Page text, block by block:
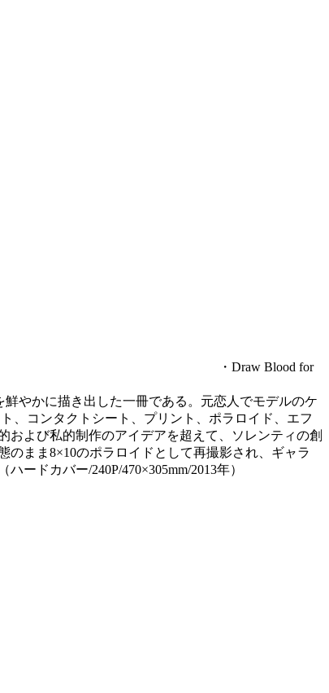
・Draw Blood for
やかに描き出した一冊である。元恋人でモデルのケ
、コンタクトシート、プリント、ポラロイド、エフ
よび私的制作のアイデアを超えて、ソレンティの創
まま8×10のポラロイドとして再撮影され、ギャラ
ードカバー/240P/470×305mm/2013年）